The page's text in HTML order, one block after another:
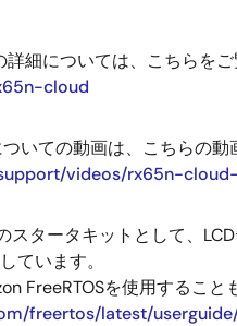
細については、こちらをご
cloud
いての動画は、こちらの動
videos/rx65n-
タータキットとして、
ています。
FreeRTOSを使用すること
freertos/latest/